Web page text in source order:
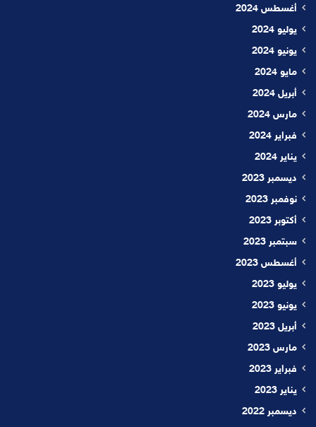
أغسطس 2024
يوليو 2024
يونيو 2024
مايو 2024
أبريل 2024
مارس 2024
فبراير 2024
يناير 2024
ديسمبر 2023
نوفمبر 2023
أكتوبر 2023
سبتمبر 2023
أغسطس 2023
يوليو 2023
يونيو 2023
أبريل 2023
مارس 2023
فبراير 2023
يناير 2023
ديسمبر 2022